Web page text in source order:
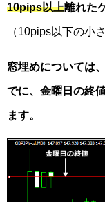
10pips以上離れた
（10pips以下の小
窓埋めについては
でに、金曜日の終
ます。